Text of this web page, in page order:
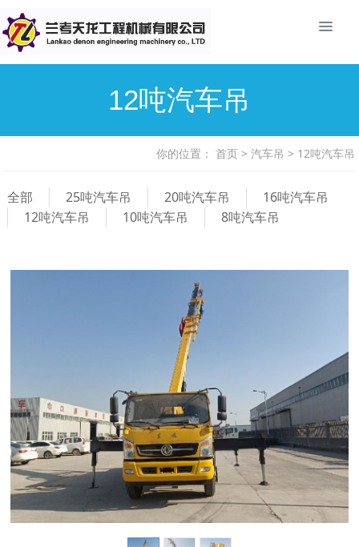
12吨汽车吊
你的位置： 首页 > 汽车吊 > 12吨汽车吊
全部 25吨汽车吊 20吨汽车吊
16吨汽车吊
12吨汽车吊
10吨汽车吊 8吨汽车吊